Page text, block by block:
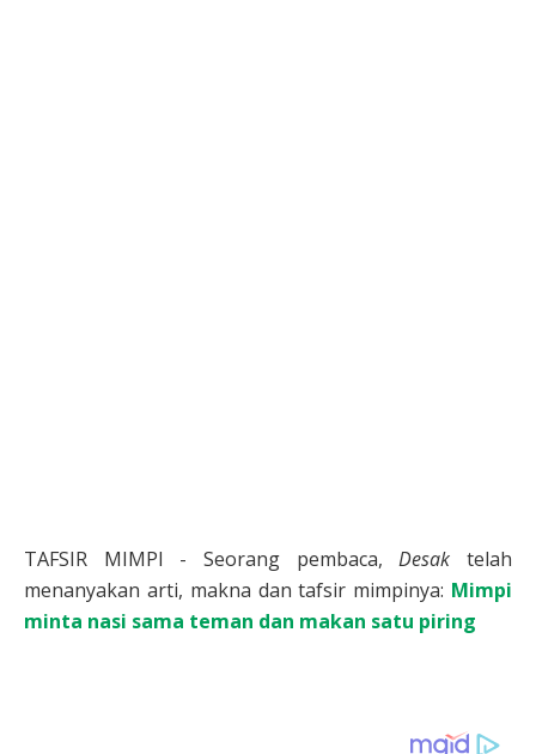
TAFSIR MIMPI - Seorang pembaca,Desak telah
menanyakan arti, makna dan tafsir mimpinya: Mimpi
minta nasi sama teman dan makan satu piring